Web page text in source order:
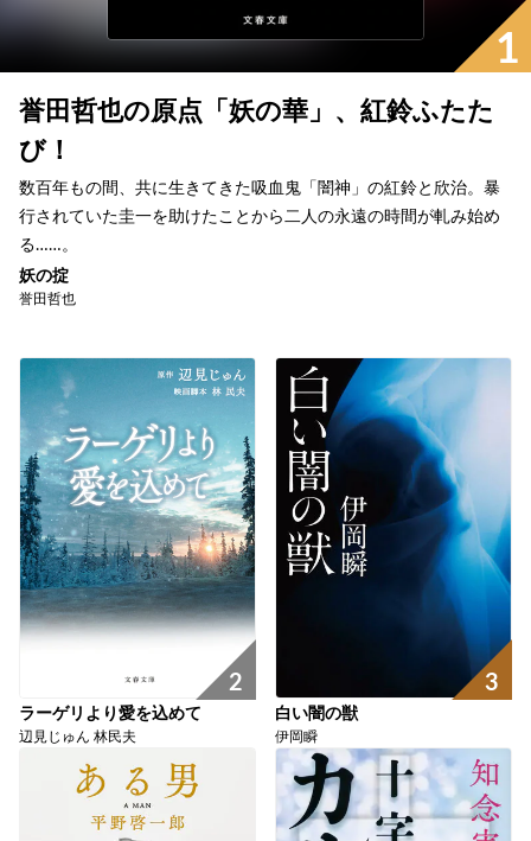
1
誉田哲也の原点「妖の華」、紅鈴ふたた
び！
数百年もの間、共に生きてきた吸血鬼「闇神」の紅鈴と欣治。暴
行されていた圭一を助けたことから二人の永遠の時間が軋み始め
る……。
妖の掟
誉田哲也
2
ラーゲリより愛を込めて
辺見じゅん 林民夫
3
白い闇の獣
伊岡瞬